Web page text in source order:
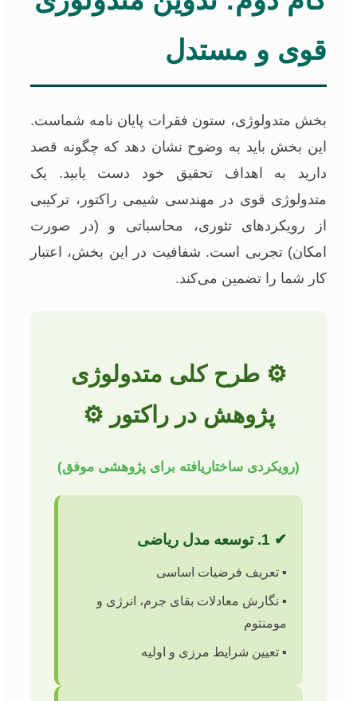
قوی و مستدل
بخش متدولوژی، ستون فقرات پایان نامه شماست.
این بخش باید به وضوح نشان دهد که چگونه قصد
دارید به اهداف تحقیق خود دست یابید. یک
متدولوژی قوی در مهندسی شیمی راکتور، ترکیبی
از رویکردهای تئوری، محاسباتی و (در صورت
امکان) تجربی است. شفافیت در این بخش، اعتبار
کار شما را تضمین می‌کند.
⚙ طرح کلی متدولوژی
پژوهش در راکتور ⚙
(رویکردی ساختاریافته برای پژوهشی موفق)
✔ 1. توسعه مدل ریاضی
▪️ تعریف فرضیات اساسی
▪️ نگارش معادلات بقای جرم، انرژی و
مومنتوم
▪️ تعیین شرایط مرزی و اولیه